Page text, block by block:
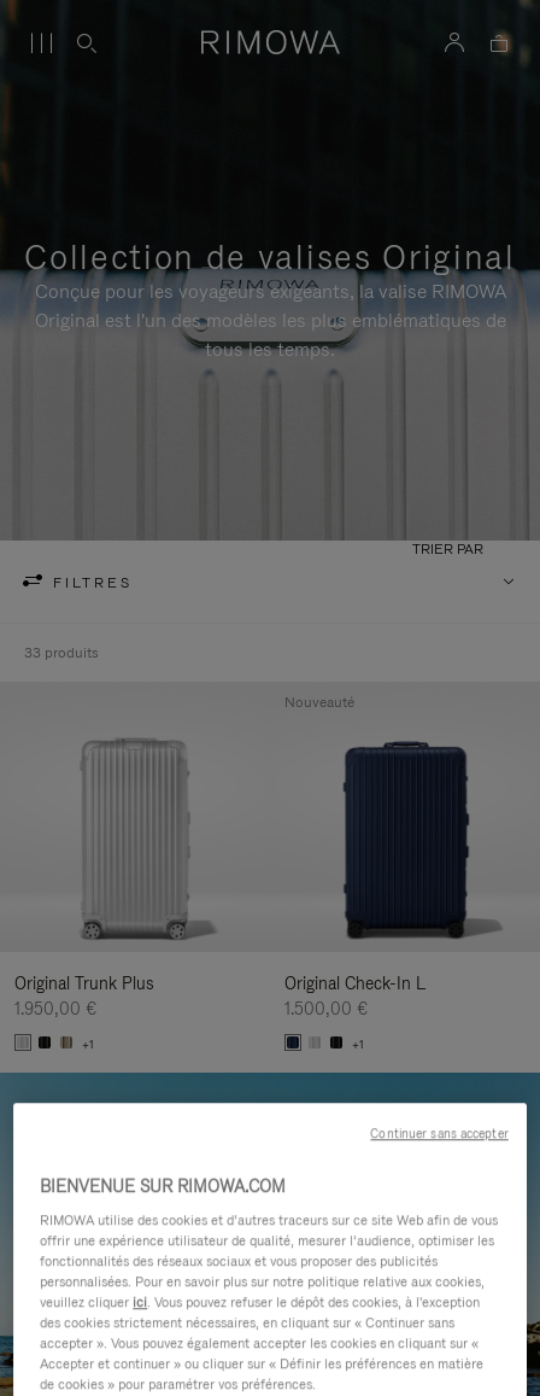
Collection de valises Original
Conçue pour les voyageurs exigeants, la valise RIMOWA
Original est l'un des modèles les plus emblématiques de
tous les temps.
FILTRES
TRIER PAR
33 produits
Original Trunk Plus
1.950,00 €
+1
Original Check-In L
1.500,00 €
+1
Nouveauté
BIENVENUE SUR RIMOWA.COM
RIMOWA utilise des cookies et d’autres traceurs sur ce site Web afin de vous
offrir une expérience utilisateur de qualité, mesurer l’audience, optimiser les
fonctionnalités des réseaux sociaux et vous proposer des publicités
personnalisées. Pour en savoir plus sur notre politique relative aux cookies,
veuillez cliquer ici. Vous pouvez refuser le dépôt des cookies, à l'exception
des cookies strictement nécessaires, en cliquant sur « Continuer sans
accepter ». Vous pouvez également accepter les cookies en cliquant sur «
Accepter et continuer » ou cliquer sur « Définir les préférences en matière
de cookies » pour paramétrer vos préférences.
Continuer sans accepter